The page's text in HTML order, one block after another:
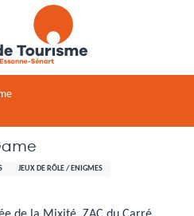
JEUX DE RÔLE / ENIGMES